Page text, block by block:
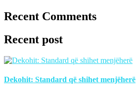
Recent Comments
Recent post
Dekohit: Standard që shihet menjëherë